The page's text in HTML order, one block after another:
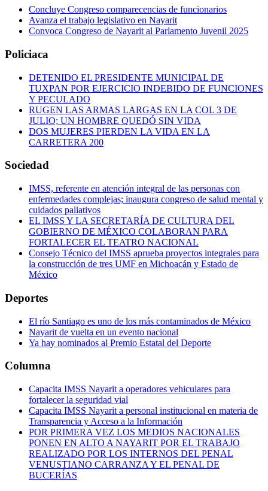
Concluye Congreso comparecencias de funcionarios
Avanza el trabajo legislativo en Nayarit
Convoca Congreso de Nayarit al Parlamento Juvenil 2025
Policiaca
DETENIDO EL PRESIDENTE MUNICIPAL DE
TUXPAN POR EJERCICIO INDEBIDO DE FUNCIONES
Y PECULADO
RUGEN LAS ARMAS LARGAS EN LA COL 3 DE
JULIO; UN HOMBRE QUEDÓ SIN VIDA
DOS MUJERES PIERDEN LA VIDA EN LA
CARRETERA 200
Sociedad
IMSS, referente en atención integral de las personas con
enfermedades complejas; inaugura congreso de salud mental y
cuidados paliativos
EL IMSS Y LA SECRETARÍA DE CULTURA DEL
GOBIERNO DE MÉXICO COLABORAN PARA
FORTALECER EL TEATRO NACIONAL
Consejo Técnico del IMSS aprueba proyectos integrales para
la construcción de tres UMF en Michoacán y Estado de
México
Deportes
El río Santiago es uno de los más contaminados de México
Nayarit de vuelta en un evento nacional
Ya hay nominados al Premio Estatal del Deporte
Columna
Capacita IMSS Nayarit a operadores vehiculares para
fortalecer la seguridad vial
Capacita IMSS Nayarit a personal institucional en materia de
Transparencia y Acceso a la Información
POR PRIMERA VEZ LOS MEDIOS NACIONALES
PONEN EN ALTO A NAYARIT POR EL TRABAJO
REALIZADO POR LOS INTERNOS DEL PENAL
VENUSTIANO CARRANZA Y EL PENAL DE
BUCERÍAS